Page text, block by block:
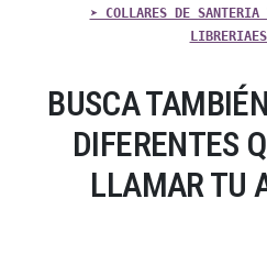
➤ COLLARES DE SANTERIA
BUSCA
DIFERENTES
LLAMAR TU